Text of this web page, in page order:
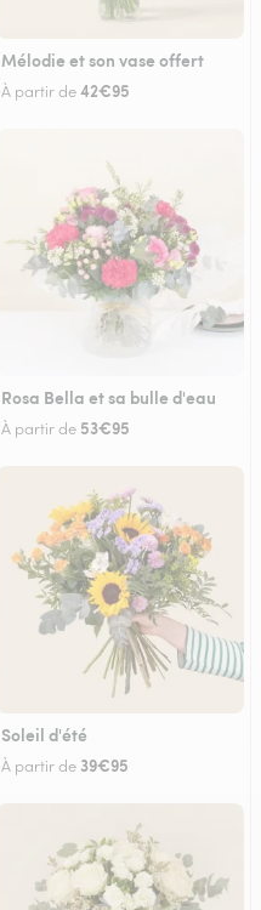
Mélodie et son vase offert
À partir de42€95
Rosa Bella et sa bulle d'eau
À partir de 53€95
Soleil d'été
À partir de 39€95